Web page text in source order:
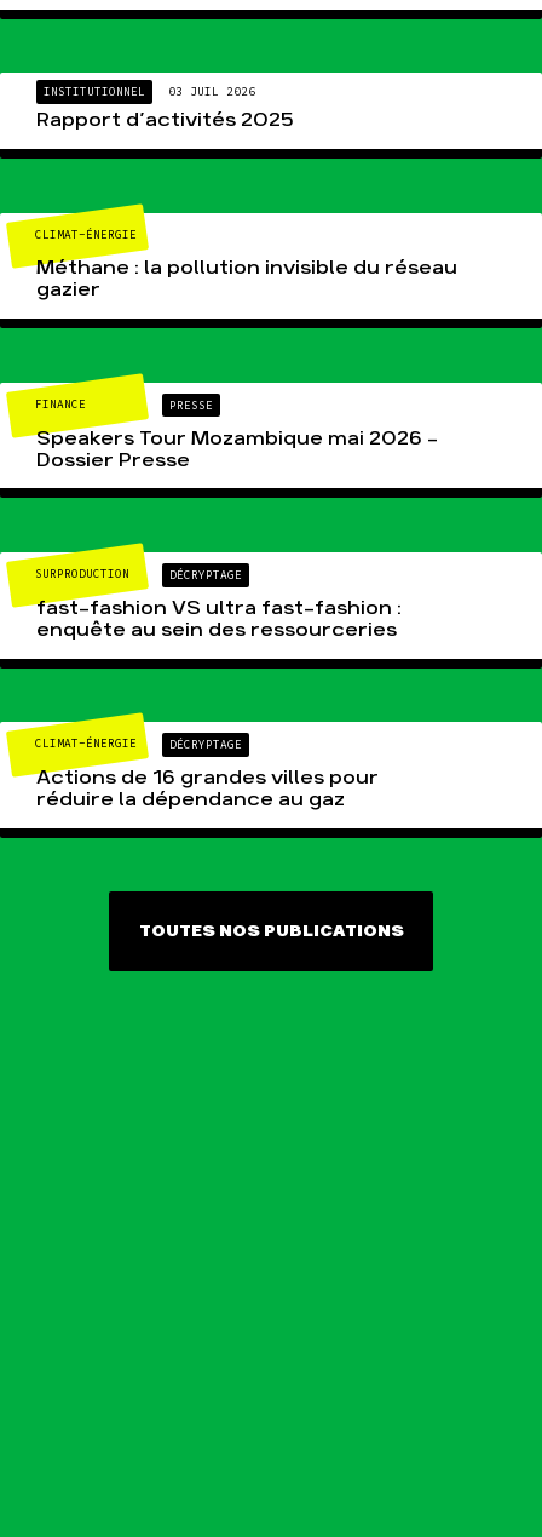
INSTITUTIONNEL 03 JUIL 2026
Rapport d’activités 2025
CLIMAT-ÉNERGIE
Méthane : la pollution invisible du réseau
gazier
FINANCE PRESSE
Speakers Tour Mozambique mai 2026 –
Dossier Presse
SURPRODUCTION DÉCRYPTAGE
fast-fashion VS ultra fast-fashion :
enquête au sein des ressourceries
CLIMAT-ÉNERGIE DÉCRYPTAGE
Actions de 16 grandes villes pour
réduire la dépendance au gaz
TOUTES NOS PUBLICATIONS